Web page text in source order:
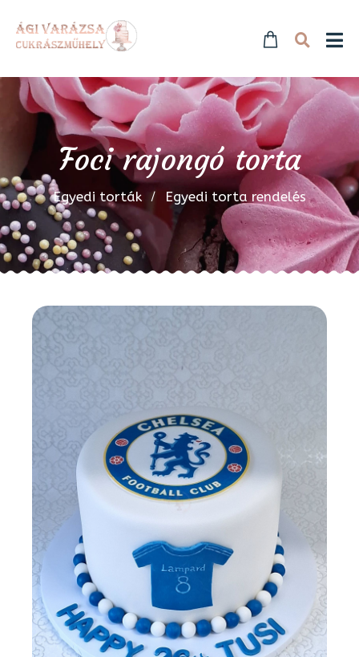
Foci rajongó torta
Egyedi torták Egyedi torta rendelés